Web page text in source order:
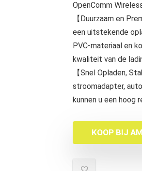
OpenComm
【Duurzaam en
een uitstekende
PVC-materiaal en
kwaliteit van de
【Snel Opladen,
stroomadapter,
kunnen u een hoog
KOOP BIJ